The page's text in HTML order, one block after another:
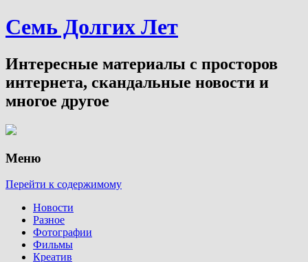
Семь Долгих Лет
Интересные материалы с просторов
интернета, скандальные новости и
многое другое
Меню
Перейти к содержимому
Новости
Разное
Фотографии
Фильмы
Креатив